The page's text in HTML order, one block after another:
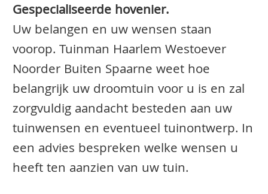
Gespecialiseerde hovenier.
Uw belangen en uw wensen staan
voorop. Tuinman Haarlem Westoever
Noorder Buiten Spaarne weet hoe
belangrijk uw droomtuin voor u is en zal
zorgvuldig aandacht besteden aan uw
tuinwensen en eventueel tuinontwerp. In
een advies bespreken welke wensen u
heeft ten aanzien van uw tuin.